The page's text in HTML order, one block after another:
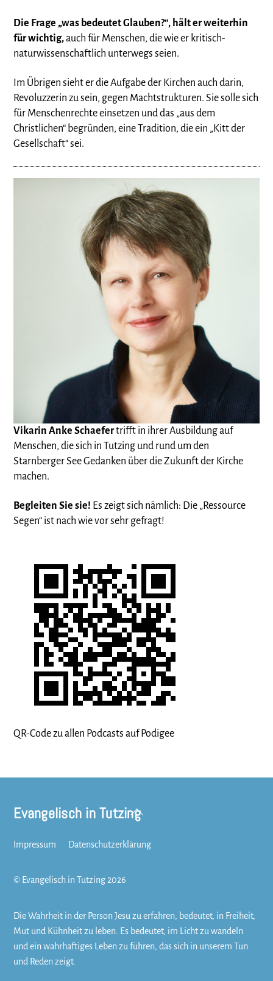
Die Frage „was bedeutet Glauben?“, hält er weiterhin
für wichtig,auch für Menschen, die wie er kritisch-
naturwissenschaftlich unterwegs seien.
Im Übrigen sieht er die Aufgabe der Kirchen auch darin,
Revoluzzerin zu sein, gegen Machtstrukturen. Sie solle sich
für Menschenrechte einsetzen und das „aus dem
Christlichen“ begründen, eine Tradition, die ein „Kitt der
Gesellschaft“ sei.
Vikarin Anke Schaefertrifft in ihrer Ausbildung auf
Menschen, die sich in Tutzing und rund um den
Starnberger See Gedanken über die Zukunft der Kirche
machen.
Begleiten Sie sie! Es zeigt sich nämlich: Die „Ressource
Segen“ ist nach wie vor sehr gefragt!
QR-Code zu allen Podcasts auf Podigee
Back
To
Evangelisch in Tutzing
Impressum Datenschutzerklärung
© Evangelisch in Tutzing 2026
Die Wahrheit in der Person Jesu zu erfahren, bedeutet, in Freiheit,
Mut und Kühnheit zu leben. Es bedeutet, im Licht zu wandeln
und ein wahrhaftiges Leben zu führen, das sich in unserem Tun
und Reden zeigt.